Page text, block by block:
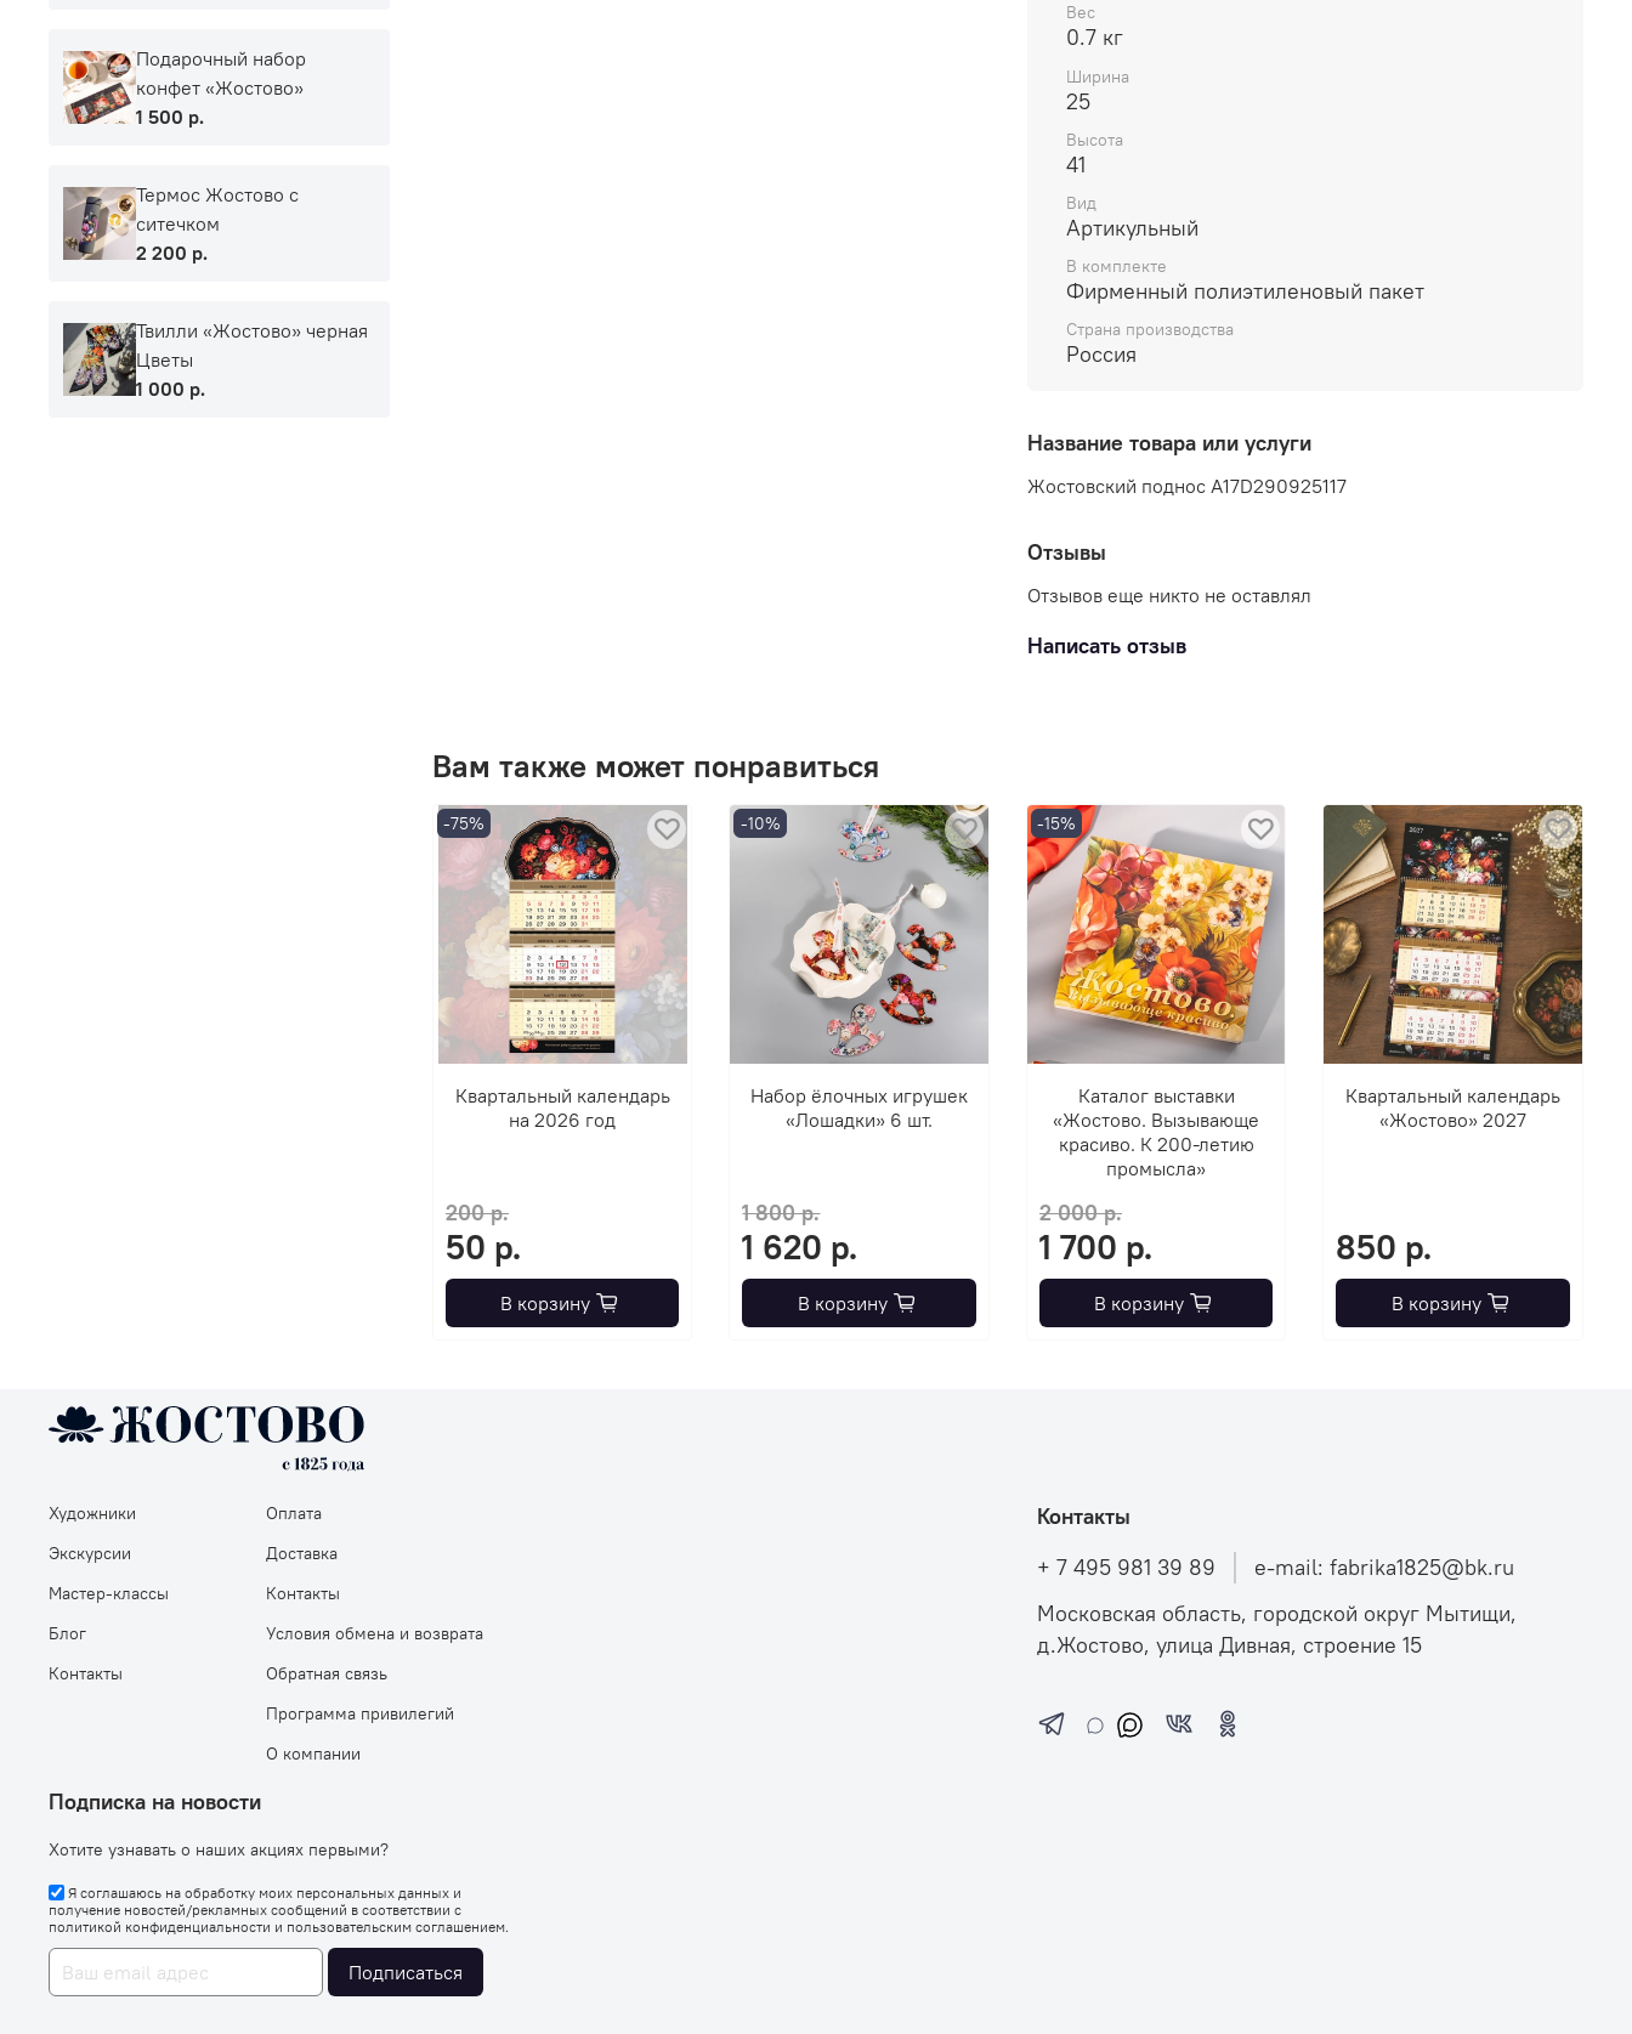
Вес
0.7 кг
Ширина
25
Высота
41
Вид
Артикульный
В комплекте
Фирменный полиэтиленовый пакет
Страна производства
Россия
Название товара или услуги
Жостовский поднос A17D290925117
Отзывы
Отзывов еще никто не оставлял
Написать отзыв
Вам также может понравиться
-75%
Квартальный календарь
на 2026 год
200 р.
50 р.
В корзину
-10%
Набор ёлочных игрушек
«Лошадки» 6 шт.
1 800 р.
1 620 р.
В корзину
-15%
Каталог выставки
«Жостово. Вызывающе
красиво. К 200-летию
промысла»
2 000 р.
1 700 р.
В корзину
Квартальный календарь
«Жостово» 2027
850 р.
В корзину
Подарочный набор
конфет «Жостово»
1 500 р.
Термос Жостово с
ситечком
2 200 р.
Твилли «Жостово» черная
Цветы
1 000 р.
Художники
Экскурсии
Мастер-классы
Блог
Контакты
Оплата
Доставка
Контакты
Условия обмена и возврата
Обратная связь
Программа привилегий
О компании
Подписка на новости
Хотите узнавать о наших акциях первыми?
Я соглашаюсь на обработку моих персональных данных и
получение новостей/рекламных сообщений в соответствии с
политикой конфиденциальности и пользовательским соглашением.
Подписаться
Контакты
+ 7 495 981 39 89
e-mail: fabrika1825@bk.ru
Московская область, городской округ Мытищи,
д.Жостово, улица Дивная, строение 15